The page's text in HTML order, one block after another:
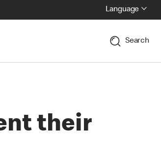
Language
Search
their